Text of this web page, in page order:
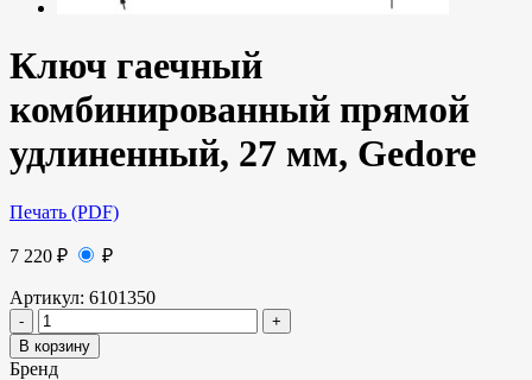
Ключ гаечный
комбинированный прямой
удлиненный, 27 мм, Gedore
Печать (PDF)
7 220 ₽ ₽
Артикул: 6101350
В корзину
Бренд